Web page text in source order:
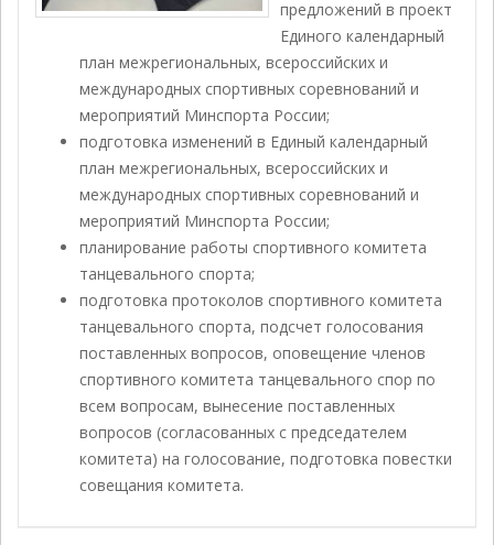
предложений в проект
Единого календарный
план межрегиональных, всероссийских и
международных спортивных соревнований и
мероприятий Минспорта России;
подготовка изменений в Единый календарный
план межрегиональных, всероссийских и
международных спортивных соревнований и
мероприятий Минспорта России;
планирование работы спортивного комитета
танцевального спорта;
подготовка протоколов спортивного комитета
танцевального спорта, подсчет голосования
поставленных вопросов, оповещение членов
спортивного комитета танцевального спор по
всем вопросам, вынесение поставленных
вопросов (согласованных с председателем
комитета) на голосование, подготовка повестки
совещания комитета.